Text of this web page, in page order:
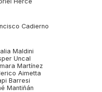
Cadierno
Maldini
Uncal
Martínez
Aimetta
Barresi
Mantiñán